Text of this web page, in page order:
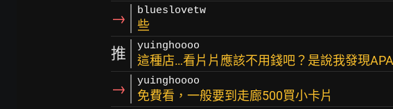
→ blueslovetw
些
推 yuinghoooo
這種店…看片片應該不用錢吧？是說我發現
→ yuinghoooo
免費看，一般要到走廊500買小卡片